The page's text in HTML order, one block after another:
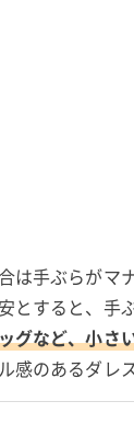
手ぶらがマナ
すると、手
グなど、小さ
のあるダレ